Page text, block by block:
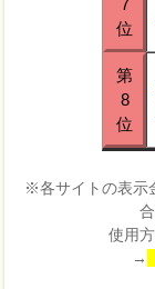
7
位
第
8
位
※各サイトの表示
使用
→